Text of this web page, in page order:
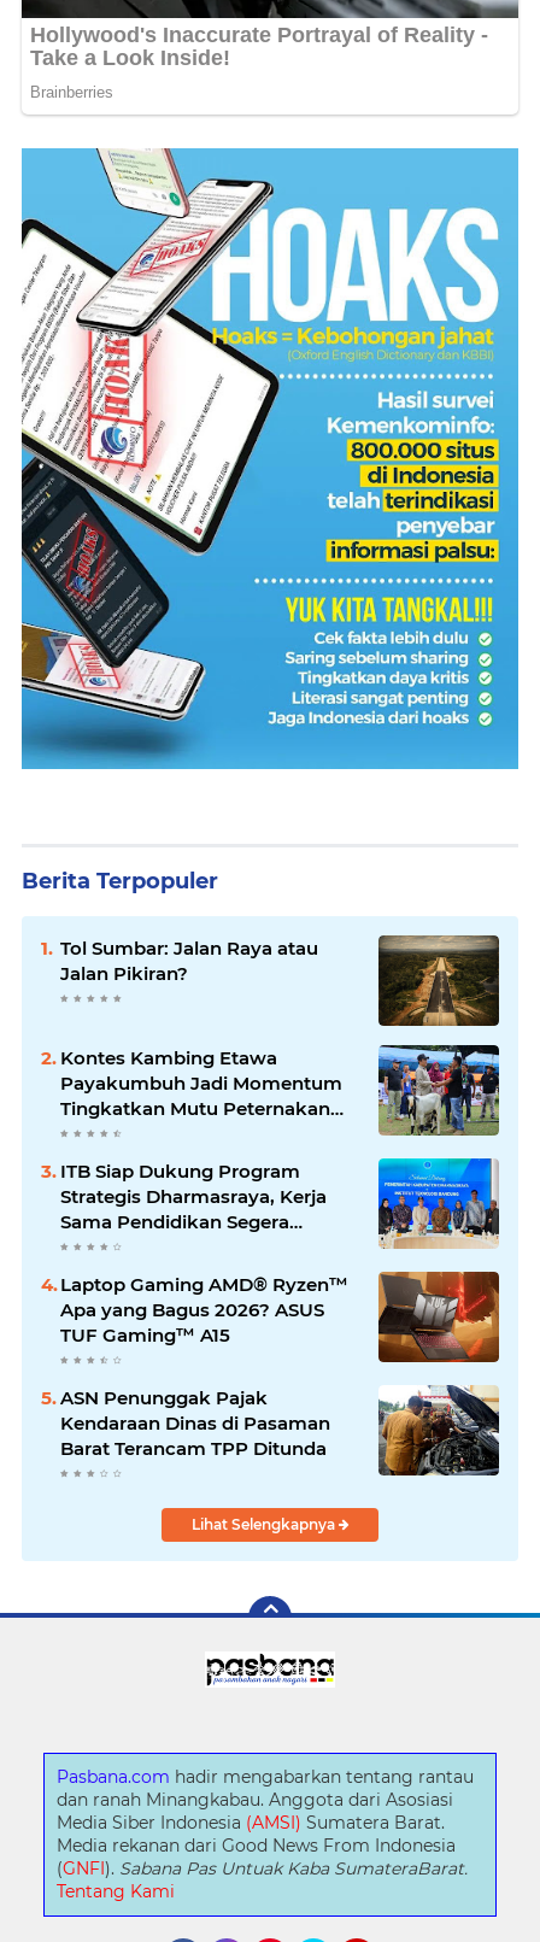
Berita Terpopuler
Tol Sumbar: Jalan Raya atau
Jalan Pikiran?
Kontes Kambing Etawa
Payakumbuh Jadi Momentum
Tingkatkan Mutu Peternakan
Lokal
ITB Siap Dukung Program
Strategis Dharmasraya, Kerja
Sama Pendidikan Segera
Difinalkan
Laptop Gaming AMD® Ryzen™
Apa yang Bagus 2026? ASUS
TUF Gaming™ A15
ASN Penunggak Pajak
Kendaraan Dinas di Pasaman
Barat Terancam TPP Ditunda
Lihat Selengkapnya
Pasbana.com hadir mengabarkan tentang rantau
dan ranah Minangkabau. Anggota dari Asosiasi
Media Siber Indonesia (AMSI) Sumatera Barat.
Media rekanan dari Good News From Indonesia
(GNFI). Sabana Pas Untuak Kaba SumateraBarat.
Tentang Kami